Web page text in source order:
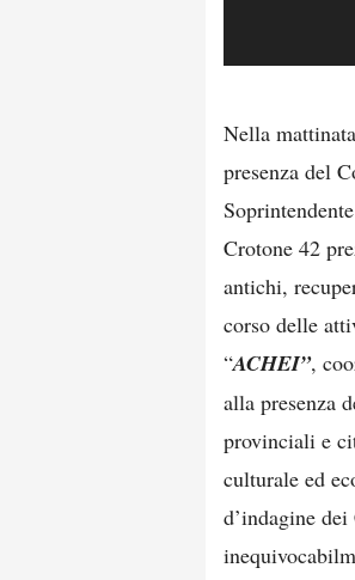
Nella
presenza del
Crotone 42
antichi,
corso delle
“ACHEI”,
alla presenza
provinciali e
culturale ed
d’indagine